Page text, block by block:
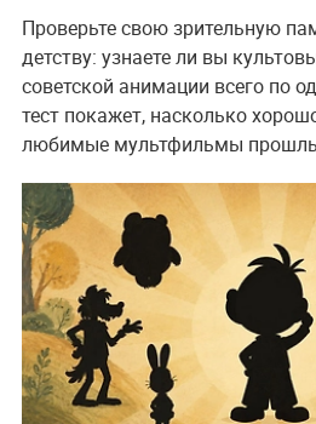
Проверьте свою зрительную
детству: узнаете ли вы
советской анимации всего по
тест покажет, насколько
любимые мультфильмы